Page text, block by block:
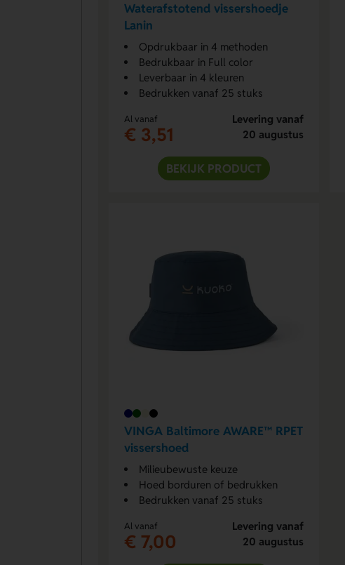
Waterafstotend vissershoedje
Lanin
Opdrukbaar in 4 methoden
Bedrukbaar in Full color
Leverbaar in 4 kleuren
Bedrukken vanaf 25 stuks
Al vanaf
€ 3,51
Levering vanaf
20 augustus
BEKIJK PRODUCT
VINGA Baltimore AWARE™ RPET
vissershoed
Milieubewuste keuze
Hoed borduren of bedrukken
Bedrukken vanaf 25 stuks
Al vanaf
€ 7,00
Levering vanaf
20 augustus